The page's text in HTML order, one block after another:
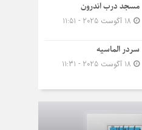
مسجد درب اندرون
سردر الماسیه